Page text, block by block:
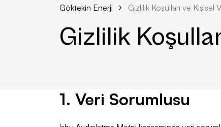
Göktekin Enerji Gizlilik Koşulları ve Kişisel
Gizlilik
1. Veri Sorumlusu